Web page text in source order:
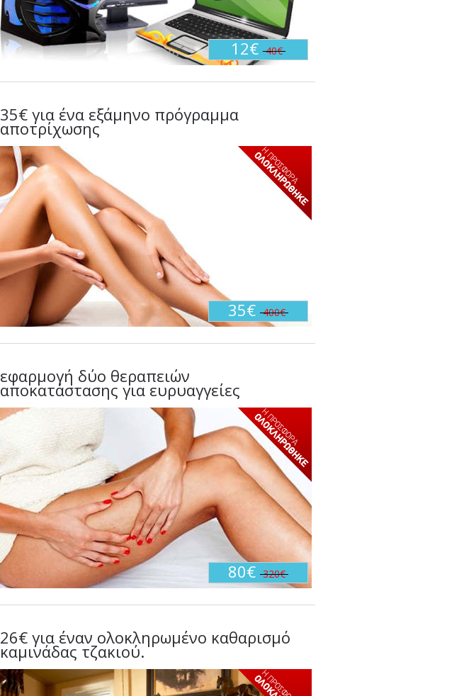
12€ 40€
35€ για ένα εξάμηνο πρόγραμμα
αποτρίχωσης
35€ 400€
εφαρμογή δύο θεραπειών
αποκατάστασης για ευρυαγγείες
80€ 320€
26€ για έναν ολοκληρωμένο καθαρισμό
καμινάδας τζακιού.